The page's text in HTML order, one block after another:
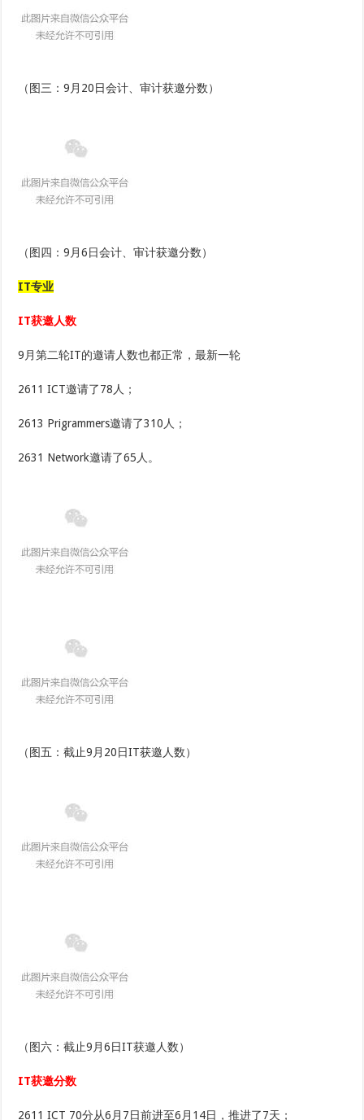
（图三：9月20日会计、审计获邀分数）
（图四：9月6日会计、审计获邀分数）
IT专业
IT获邀人数
9月第二轮IT的邀请人数也都正常，最新一轮
2611 ICT邀请了78人；
2613 Prigrammers邀请了310人；
2631 Network邀请了65人。
（图五：截止9月20日IT获邀人数）
（图六：截止9月6日IT获邀人数）
IT获邀分数
2611 ICT 70分从6月7日前进至6月14日，推进了7天；